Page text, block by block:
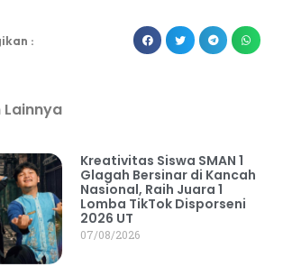
:
Lainnya
Kreativitas Siswa SMAN 1
Glagah Bersinar di Kancah
Nasional, Raih Juara 1
Lomba TikTok Disporseni
2026 UT
07/08/2026